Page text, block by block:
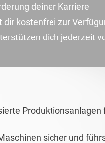
deiner Karriere
kostenfrei zur
dich jederzeit
Produktionsanlagen
sicher und